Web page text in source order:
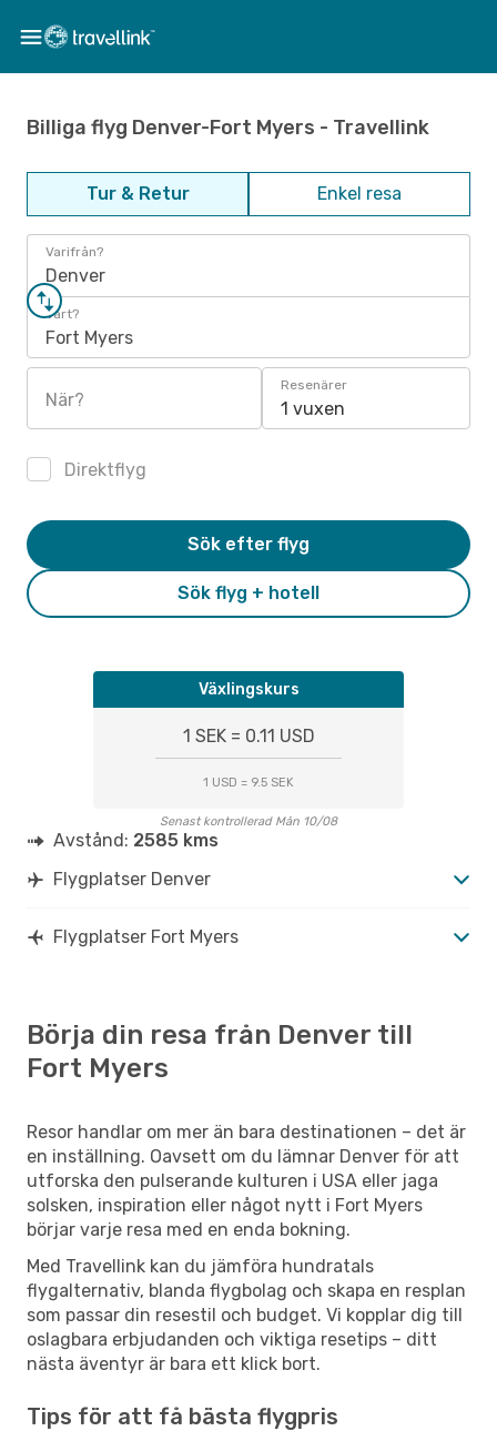
Billiga flyg Denver-Fort Myers - Travellink
Tur & Retur Enkel resa
Varifrån?
Denver
Vart?
Fort Myers
När?
Resenärer
1 vuxen
Direktflyg
Sök flyg + hotell
Sök efter flyg
Växlingskurs
1 SEK = 0.11 USD
1 USD = 9.5 SEK
Senast kontrollerad Mån 10/08
Avstånd: 2585 kms
Flygplatser Denver
Flygplatser Fort Myers
Börja din resa från Denver till
Fort Myers
Resor handlar om mer än bara destinationen – det är
en inställning. Oavsett om du lämnar Denver för att
utforska den pulserande kulturen i USA eller jaga
solsken, inspiration eller något nytt i Fort Myers
börjar varje resa med en enda bokning.
Med Travellink kan du jämföra hundratals
flygalternativ, blanda flygbolag och skapa en resplan
som passar din resestil och budget. Vi kopplar dig till
oslagbara erbjudanden och viktiga resetips – ditt
nästa äventyr är bara ett klick bort.
Tips för att få bästa flygpris